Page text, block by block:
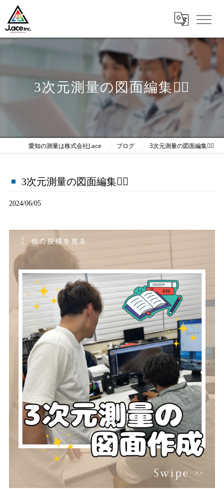
3次元測量の図面編集👷‍♀️
愛知の測量は株式会社J.ace ブログ 3次元測量の図面編集👷‍♀️
3次元測量の図面編集👷‍♀️
2024/06/05